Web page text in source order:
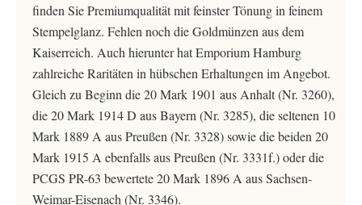
finden Sie Premiumqualität mit feinster Tönung in feinem
Stempelglanz. Fehlen noch die Goldmünzen aus dem
Kaiserreich. Auch hierunter hat Emporium Hamburg
zahlreiche Raritäten in hübschen Erhaltungen im Angebot.
Gleich zu Beginn die 20 Mark 1901 aus Anhalt (Nr. 3260),
die 20 Mark 1914 D aus Bayern (Nr. 3285), die seltenen 10
Mark 1889 A aus Preußen (Nr. 3328) sowie die beiden 20
Mark 1915 A ebenfalls aus Preußen (Nr. 3331f.) oder die
PCGS PR-63 bewertete 20 Mark 1896 A aus Sachsen-
Weimar-Eisenach (Nr. 3346).